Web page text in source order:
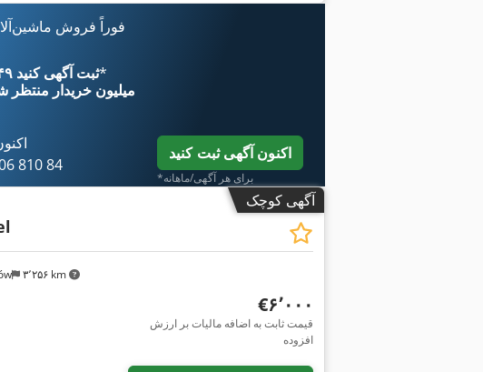
فوراً فروش
اکنون از ‎€۴٫۴۹ ثبت آگهی کنید*
۱۱ میلیون خریدار منتظر
810 84
اکنون آگهی ثبت کنید
*برای هر آگهی/ماهانه
آگهی کوچک
۳٬۲۵۶ km
‎€۶٬۰۰۰
قیمت ثابت به اضافه مالیات بر ارزش
افزوده